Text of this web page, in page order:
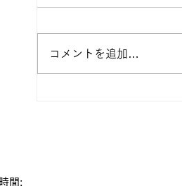
2026年8月カレンダー
コメントを追加…
間: